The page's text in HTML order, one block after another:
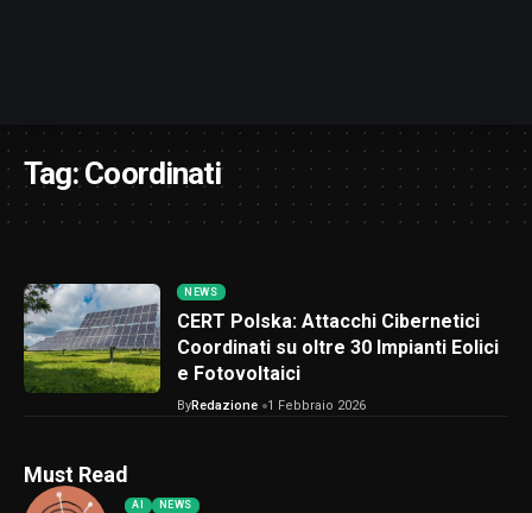
Tag:Coordinati
NEWS
CERT Polska: Attacchi Cibernetici
Coordinati su oltre 30 Impianti Eolici
e Fotovoltaici
ByRedazione 1 Febbraio 2026
Must Read
AI NEWS